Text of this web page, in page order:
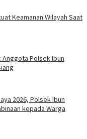
Keamanan Wilayah Saat
Anggota Polsek Ibun
2026, Polsek Ibun
kepada Warga